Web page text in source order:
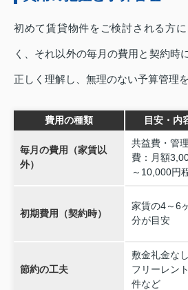
初めて賃貸物件をご検討される方
く、それ以外の毎月の費用と契約時
正しく理解し、無理のない予算管理
費用の種類 目安・内
毎月の費用（家賃以
外）
共益費・管理
費：月額
～10,000円
初期費用（契約時）
家賃の4～6
分が目安
節約の工夫
敷金礼金な
フリーレン
件など